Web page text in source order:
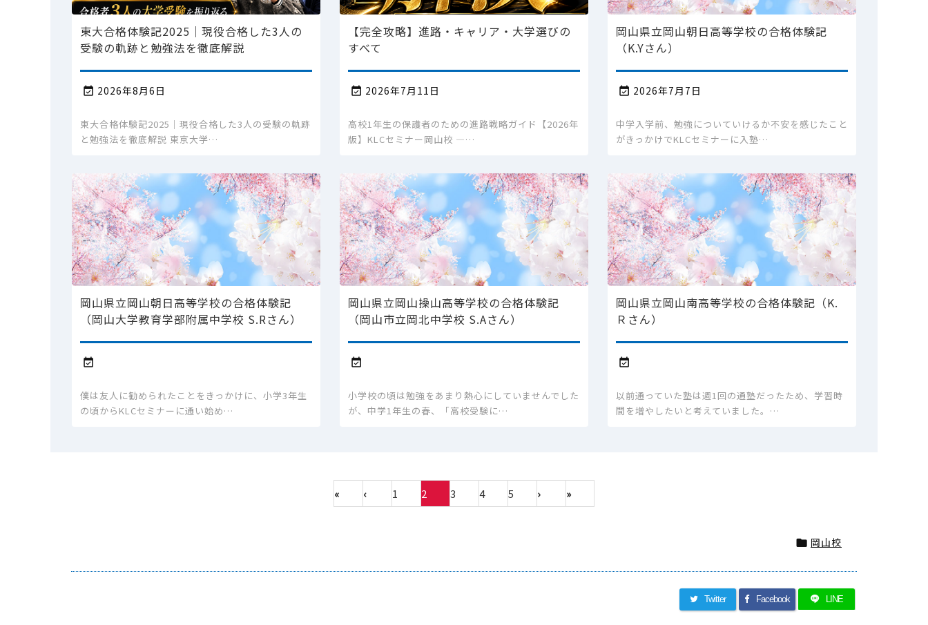
東大合格体験記2025｜現役合格した3人の
受験の軌跡と勉強法を徹底解説
 2026年8月6日
東大合格体験記2025｜現役合格した3人の受験の軌跡
と勉強法を徹底解説 東京大学…
【完全攻略】進路・キャリア・大学選びの
すべて
 2026年7月11日
高校1年生の保護者のための進路戦略ガイド【2026年
版】KLCセミナー岡山校 ―…
岡山県立岡山朝日高等学校の合格体験記
（K.Yさん）
 2026年7月7日
中学入学前、勉強についていけるか不安を感じたこと
がきっかけでKLCセミナーに入塾…
岡山県立岡山朝日高等学校の合格体験記
（岡山大学教育学部附属中学校 S.Rさん）

僕は友人に勧められたことをきっかけに、小学3年生
の頃からKLCセミナーに通い始め…
岡山県立岡山操山高等学校の合格体験記
（岡山市立岡北中学校 S.Aさん）

小学校の頃は勉強をあまり熱心にしていませんでした
が、中学1年生の春、「高校受験に…
岡山県立岡山南高等学校の合格体験記（K.
Ｒさん）

以前通っていた塾は週1回の通塾だったため、学習時
間を増やしたいと考えていました。…
« ‹ 1 2 3 4 5 › »
 岡山校
Twitter Facebook LINE